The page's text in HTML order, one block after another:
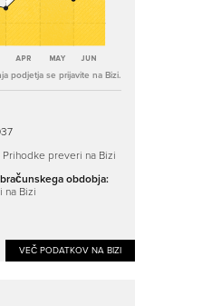
podjetja se prijavite na Bizi.
Prihodke preveri na Bizi
obdobja:
na Bizi
VEČ PODATKOV NA BIZI